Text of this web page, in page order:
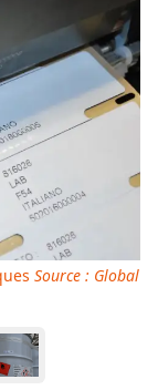
Source : Global